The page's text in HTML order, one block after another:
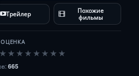
Трейлер Похожие
фильмы
★ ★ ★ ★ ★ ★ ★ ★
665